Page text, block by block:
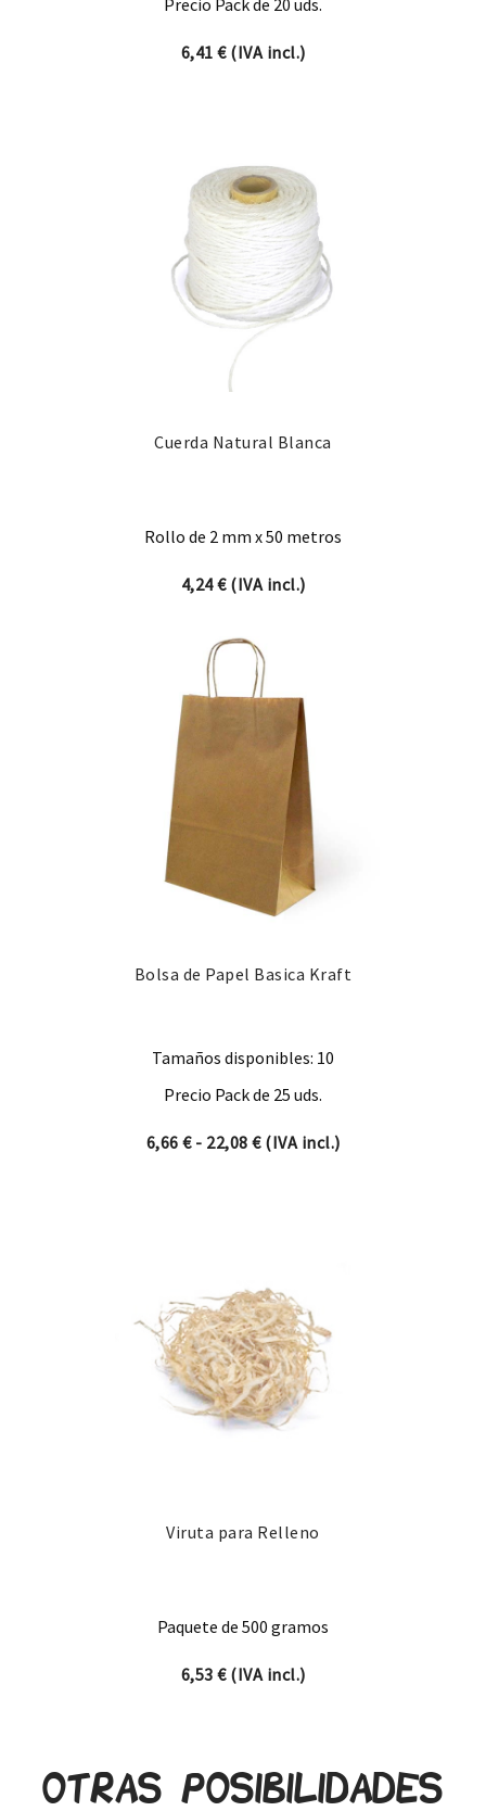
6,41 €(IVA incl.)
Cuerda Natural Blanca
Rollo de 2 mm x 50 metros
4,24€(IVA incl.)
Bolsa de Papel Basica Kraft
Tamaños disponibles: 10
Precio Pack de 25 uds.
6,66 € - 22,08 €Rango de precios: desde
(IVA incl.)
Viruta para Relleno
Paquete de 500 gramos
6,53 €(IVA incl.)
Otras posibilidades